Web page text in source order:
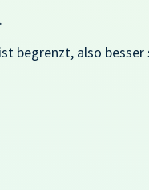
begrenzt, also